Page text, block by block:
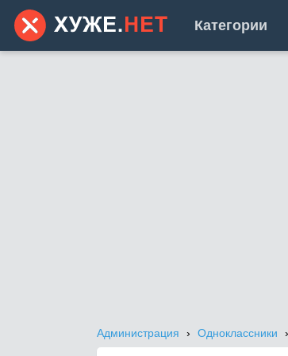
Категории
Администрация Одноклассники